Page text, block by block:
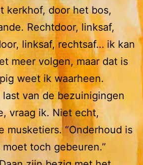
kerkhof, door het bos,
Rechtdoor, linksaf,
linksaf, rechtsaf… ik kan
meer volgen, maar dat is
weet ik waarheen.
van de bezuinigingen
vraag ik. Niet echt,
musketiers. “Onderhoud is
toch gebeuren.”